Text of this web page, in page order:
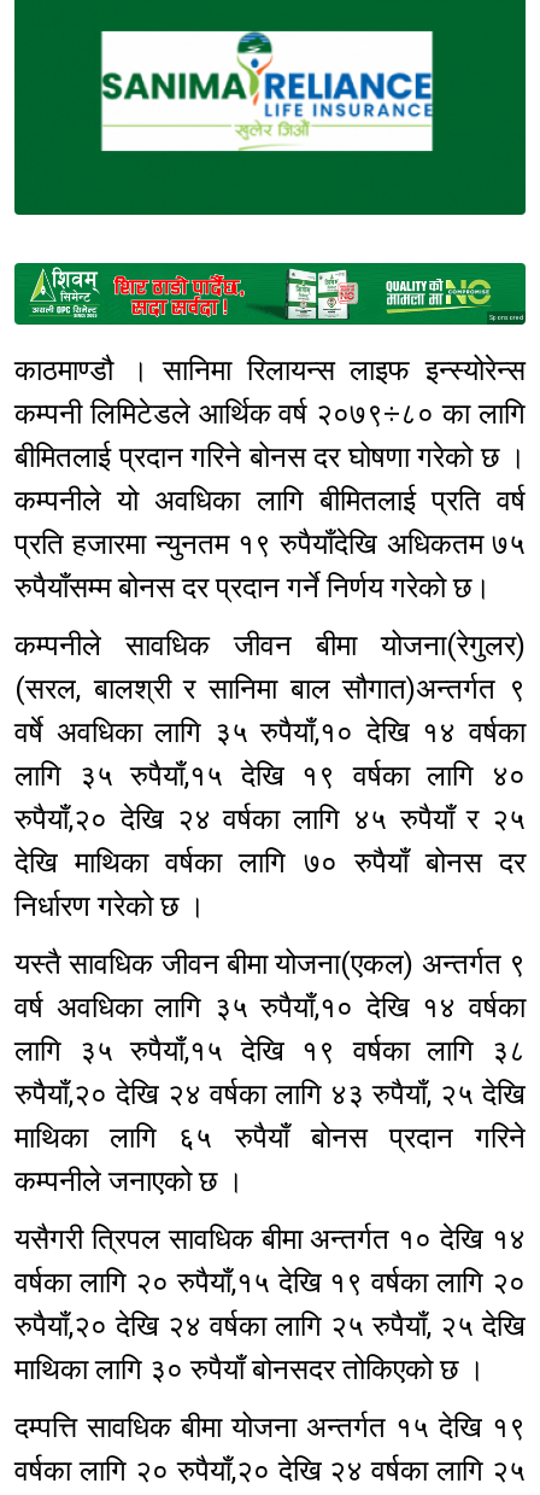
Sponsored
काठमाण्डौ । सानिमा रिलायन्स लाइफ इन्स्योरेन्स
कम्पनी लिमिटेडले आर्थिक वर्ष २०७९÷८० का लागि
बीमितलाई प्रदान गरिने बोनस दर घोषणा गरेको छ ।
कम्पनीले यो अवधिका लागि बीमितलाई प्रति वर्ष
प्रति हजारमा न्युनतम १९ रुपैयाँदेखि अधिकतम ७५
रुपैयाँसम्म बोनस दर प्रदान गर्ने निर्णय गरेको छ।
कम्पनीले सावधिक जीवन बीमा योजना(रेगुलर)
(सरल, बालश्री र सानिमा बाल सौगात)अन्तर्गत ९
वर्षे अवधिका लागि ३५ रुपैयाँ,१० देखि १४ वर्षका
लागि ३५ रुपैयाँ,१५ देखि १९ वर्षका लागि ४०
रुपैयाँ,२० देखि २४ वर्षका लागि ४५ रुपैयाँ र २५
देखि माथिका वर्षका लागि ७० रुपैयाँ बोनस दर
निर्धारण गरेको छ ।
यस्तै सावधिक जीवन बीमा योजना(एकल) अन्तर्गत ९
वर्ष अवधिका लागि ३५ रुपैयाँ,१० देखि १४ वर्षका
लागि ३५ रुपैयाँ,१५ देखि १९ वर्षका लागि ३८
रुपैयाँ,२० देखि २४ वर्षका लागि ४३ रुपैयाँ, २५ देखि
माथिका लागि ६५ रुपैयाँ बोनस प्रदान गरिने
कम्पनीले जनाएको छ ।
यसैगरी त्रिपल सावधिक बीमा अन्तर्गत १० देखि १४
वर्षका लागि २० रुपैयाँ,१५ देखि १९ वर्षका लागि २०
रुपैयाँ,२० देखि २४ वर्षका लागि २५ रुपैयाँ, २५ देखि
माथिका लागि ३० रुपैयाँ बोनसदर तोकिएको छ ।
दम्पत्ति सावधिक बीमा योजना अन्तर्गत १५ देखि १९
वर्षका लागि २० रुपैयाँ,२० देखि २४ वर्षका लागि २५